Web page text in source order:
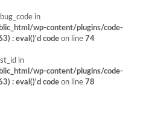
in
wp-content/plugins/code-
: eval()'d code on line 74
in
wp-content/plugins/code-
: eval()'d code on line 78